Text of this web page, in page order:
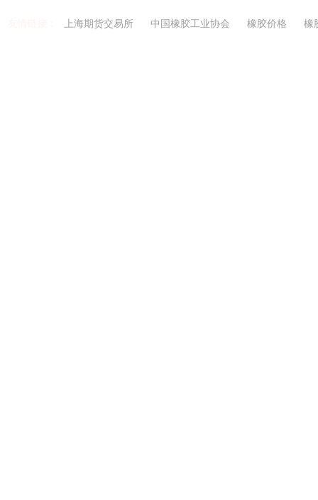
上海期货交易所 中国橡胶工业协会 橡胶价格 橡